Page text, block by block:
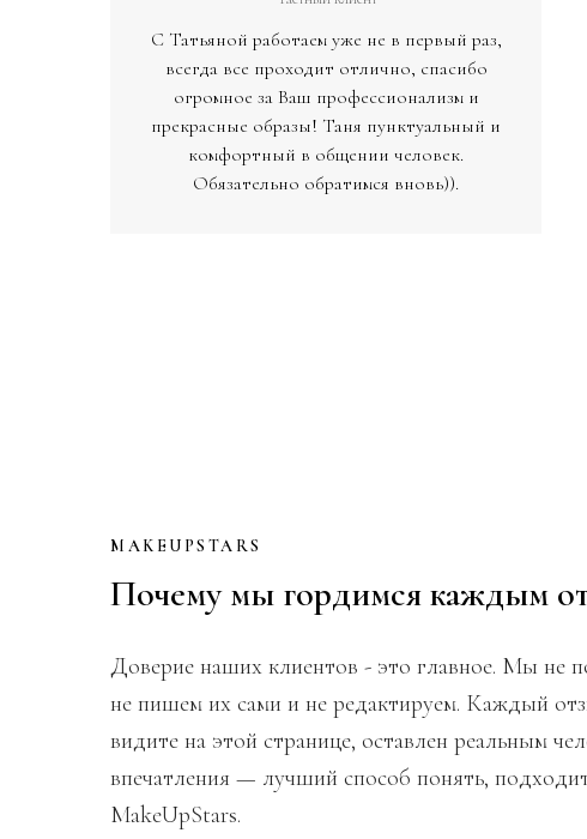
С Татьяной работаем уже не в первый раз,
всегда все проходит отлично, спасибо
огромное за Ваш профессионализм и
прекрасные образы! Таня пунктуальный и
комфортный в общении человек.
Обязательно обратимся вновь)).
MAKEUPSTARS
Почему мы гордимся каждым
Доверие наших клиентов - это главное. Мы не
не пишем их сами и не редактируем. Каждый
видите на этой странице, оставлен реальным
впечатления — лучший способ понять,
MakeUpStars.